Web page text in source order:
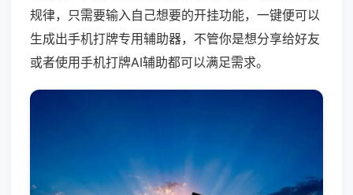
规律，只需要输入自己想要的开挂功能，一键便可以
生成出手机打牌专用辅助器，不管你是想分享给好友
或者使用手机打牌AI辅助都可以满足需求。